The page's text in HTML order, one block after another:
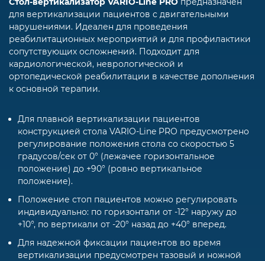
для вертикализации пациентов с двигательными
нарушениями. Идеален для проведения
реабилитационных мероприятий и для профилактики
сопутствующих осложнений. Подходит для
кардиологической, неврологической и
ортопедической реабилитации в качестве дополнения
к основной терапии.
Для плавной вертикализации пациентов
конструкцией стола VARIO-Line PRO предусмотрено
регулирование положения стола со скоростью 5
градусов/сек от 0° (лежачее горизонтальное
положение) до +90° (ровно вертикальное
положение).
Положение стоп пациентов можно регулировать
индивидуально: по горизонтали от -12° наружу до
+10°, по вертикали от -20° назад до +40° вперед.
Для надежной фиксации пациентов во время
вертикализации предусмотрен тазовый и ножной